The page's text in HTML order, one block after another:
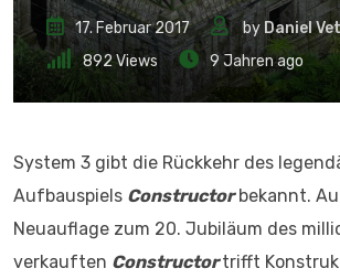
17. Februar 2017 by Daniel
892Views 9 Jahren ago
System 3 gibt die Rückkehr des
Aufbauspiels Constructorbekannt.
Neuauflage zum 20. Jubiläum des
verkauften Constructortrifft